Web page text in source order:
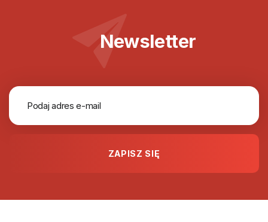
Newsletter